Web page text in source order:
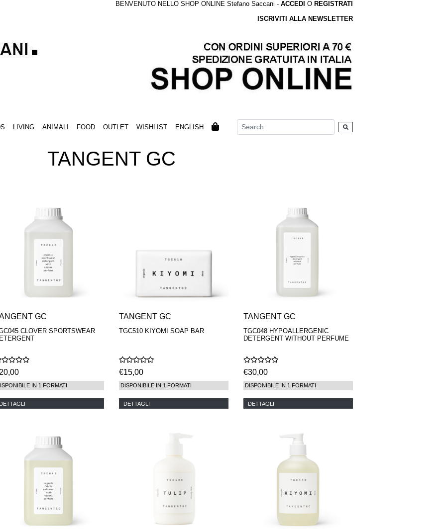
BENVENUTO NELLO SHOP ONLINE Stefano Saccani - ACCEDI O REGISTRATI
ISCRIVITI ALLA NEWSLETTER
LIVING ANIMALI FOOD OUTLET WISHLIST ENGLISH
TANGENT GC
GC
CLOVER SPORTSWEAR
IN 1 FORMATI
DETTAGLI
TANGENT GC
TGC510 KIYOMI SOAP BAR
€15,00
DISPONIBILE IN 1 FORMATI
DETTAGLI
TANGENT GC
TGC048 HYPOALLERGENIC
DETERGENT WITHOUT PERFUME
€30,00
DISPONIBILE IN 1 FORMATI
DETTAGLI